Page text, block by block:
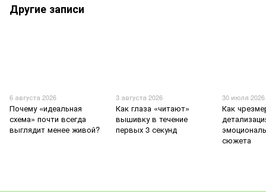
Другие записи
6 августа 2026
Почему «идеальная
схема» почти всегда
выглядит менее живой?
3 августа 2026
Как глаза «читают»
вышивку в течение
первых 3 секунд
30 июля 2026
Как
сюжета